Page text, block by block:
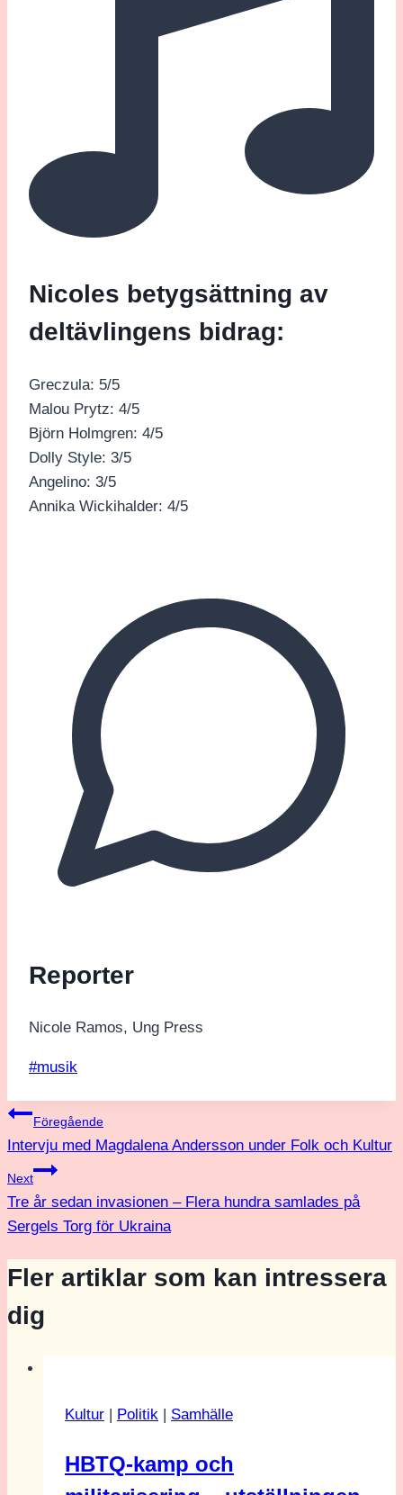
Nicoles betygsättning av
deltävlingens bidrag:
Greczula: 5/5
Malou Prytz: 4/5
Björn Holmgren: 4/5
Dolly Style: 3/5
Angelino: 3/5
Annika Wickihalder: 4/5
Reporter
Nicole Ramos, Ung Press
Post
#musik
Inläggsnavigering
Föregående
Intervju med Magdalena Andersson under Folk och Kultur
Next
Tre år sedan invasionen – Flera hundra samlades på
Sergels Torg för Ukraina
Fler artiklar som kan intressera
dig
Kultur | Politik | Samhälle
HBTQ-kamp och